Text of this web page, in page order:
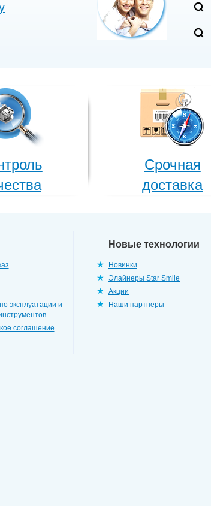
Срочная
доставка
эксплуатации и
соглашение
Новые технологии
Новинки
Элайнеры Star Smile
Акции
Наши партнеры